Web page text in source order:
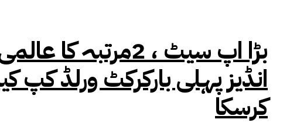
بڑا اپ سیٹ ،
انڈیز پہلی بارکرکٹ ورلڈ کپ
کرسکا